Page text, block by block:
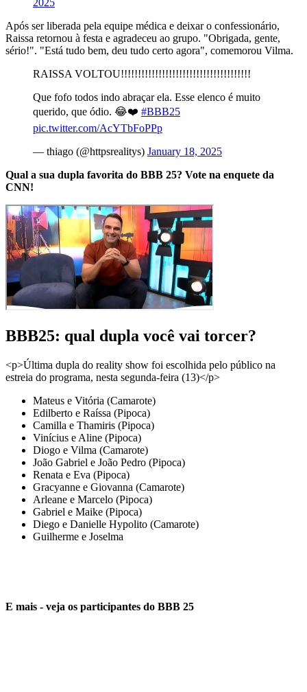
Após ser liberada pela equipe médica e deixar o confessionário,
Raissa retornou à festa e agradeceu ao grupo. "Obrigada, gente,
sério!". "Está tudo bem, deu tudo certo agora", comemorou Vilma.
RAISSA VOLTOU!!!!!!!!!!!!!!!!!!!!!!!!!!!!!!!!!!!!!!
Que fofo todos indo abraçar ela. Esse elenco é muito
querido, que ódio. 😂❤️ #BBB25
pic.twitter.com/AcYTbFoPPp
— thiago (@httpsrealitys) January 18, 2025
Qual a sua dupla favorita do BBB 25? Vote na enquete da
CNN!
BBB25: qual dupla você vai torcer?
<p>Última dupla do reality show foi escolhida pelo público na
estreia do programa, nesta segunda-feira (13)</p>
Mateus e Vitória (Camarote)
Edilberto e Raíssa (Pipoca)
Camilla e Thamiris (Pipoca)
Vinícius e Aline (Pipoca)
Diogo e Vilma (Camarote)
João Gabriel e João Pedro (Pipoca)
Renata e Eva (Pipoca)
Gracyanne e Giovanna (Camarote)
Arleane e Marcelo (Pipoca)
Gabriel e Maike (Pipoca)
Diego e Danielle Hypolito (Camarote)
Guilherme e Joselma
E mais - veja os participantes do BBB 25